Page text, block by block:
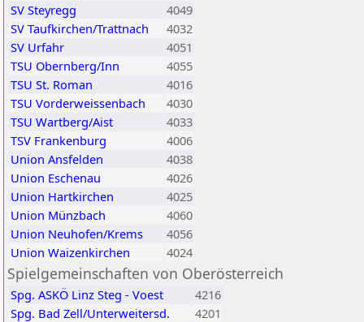
SV Steyregg
4049
SV Taufkirchen/Trattnach
4032
SV Urfahr
4051
TSU Obernberg/Inn
4055
TSU St. Roman
4016
TSU Vorderweissenbach
4030
TSU Wartberg/Aist
4033
TSV Frankenburg
4006
Union Ansfelden
4038
Union Eschenau
4026
Union Hartkirchen
4025
Union Münzbach
4060
Union Neuhofen/Krems
4056
Union Waizenkirchen
4024
Spielgemeinschaften von Oberösterreich
Spg. ASKÖ Linz Steg - Voest
4216
Spg. Bad Zell/Unterweitersd.
4201